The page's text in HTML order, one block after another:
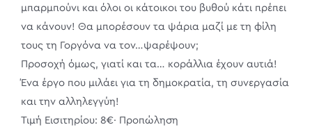
μπαρμπούνι και όλοι οι κάτοικοι του βυθού κάτι πρέπει
να κάνουν! Θα μπορέσουν τα ψάρια μαζί με τη φίλη
τους τη Γοργόνα να τον…ψαρέψουν;
Προσοχή όμως, γιατί και τα… κοράλλια έχουν αυτιά!
Ένα έργο που μιλάει για τη δημοκρατία, τη συνεργασία
και την αλληλεγγύη!
Τιμή Εισιτηρίου: 8€· Προπώληση